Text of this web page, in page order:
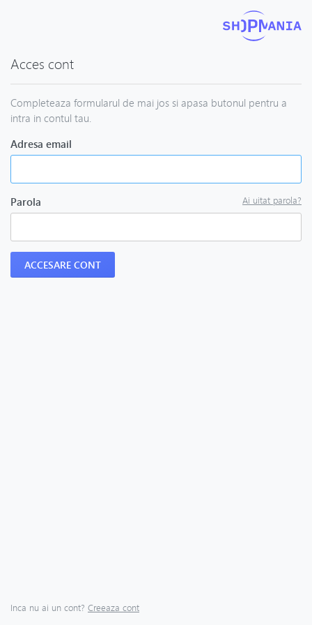
Acces cont
Completeaza formularul de mai jos si apasa butonul pentru a
intra in contul tau.
Adresa email
Parola Ai uitat parola?
ACCESARE CONT
Inca nu ai un cont? Creeaza cont